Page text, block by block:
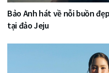
Bảo Anh hát về nỗi buồn
tại đảo Jeju